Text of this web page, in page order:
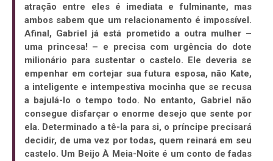
atração entre eles é imediata e fulminante, mas
ambos sabem que um relacionamento é impossível.
Afinal, Gabriel já está prometido a outra mulher –
uma princesa! – e precisa com urgência do dote
milionário para sustentar o castelo. Ele deveria se
empenhar em cortejar sua futura esposa, não Kate,
a inteligente e intempestiva mocinha que se recusa
a bajulá-lo o tempo todo. No entanto, Gabriel não
consegue disfarçar o enorme desejo que sente por
ela. Determinado a tê-la para si, o príncipe precisará
decidir, de uma vez por todas, quem reinará em seu
castelo. Um Beijo À Meia-Noite é um conto de fadas